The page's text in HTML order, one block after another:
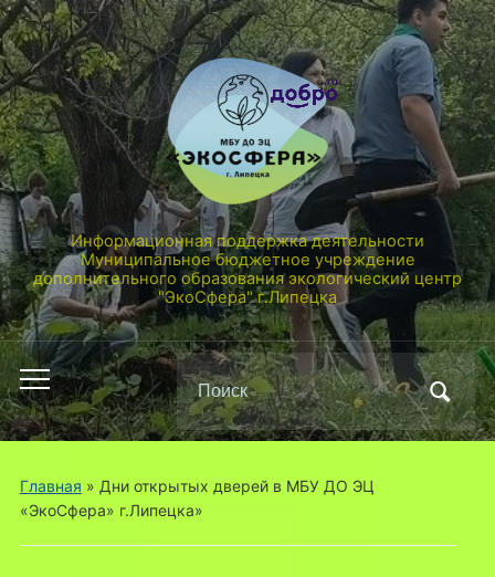
Информационная поддержка деятельности
Муниципальное бюджетное учреждение
дополнительного образования экологический центр
"ЭкоСфера" г.Липецка
Переключить
мобильное
меню
Поиск
по:
Главная » Дни открытых дверей в МБУ ДО ЭЦ
«ЭкоСфера» г.Липецка»